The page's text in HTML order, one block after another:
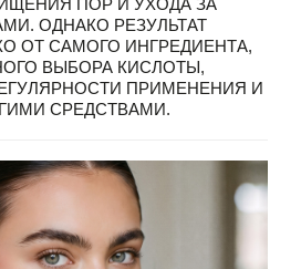
ПОР И УХОДА ЗА
ОДНАКО РЕЗУЛЬТАТ
ОТ САМОГО ИНГРЕДИЕНТА,
ВЫБОРА КИСЛОТЫ,
ПРИМЕНЕНИЯ И
СРЕДСТВАМИ.